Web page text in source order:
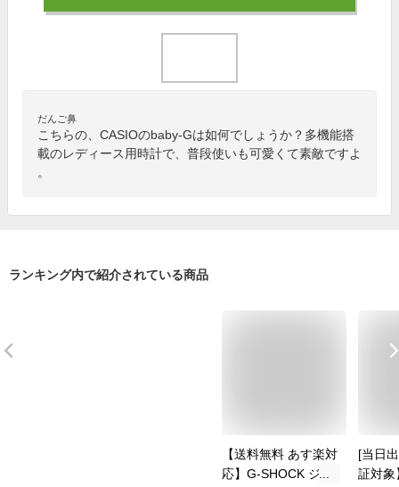
だんご鼻
こちらの、CASIOのbaby-Gは如何でしょうか？多機能搭
載のレディース用時計で、普段使いも可愛くて素敵ですよ
。
ランキング内で紹介されている商品
【送料無料 あす楽対
応】G-SHOCK ジー
[当日
証対象